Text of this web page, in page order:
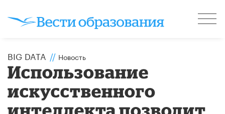
BIG DATA // Новость
Использование
искусственного
интеллекта позволит